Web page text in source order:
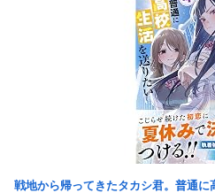
「中国人ってこんなに嫌われてい
6月以降のヤクルトスワローズ 13
【画像】セクシー女優・白石茉莉
【悲報】ロシア、じわじわと逝き
海外「日本の住宅街にこんなレ●
さすがHENTAIの国…」
戦地から帰ってきたタカシ君。普通